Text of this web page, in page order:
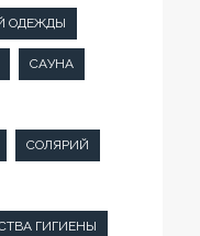
ОДЕЖДЫ
САУНА
СОЛЯРИЙ
ГИГИЕНЫ